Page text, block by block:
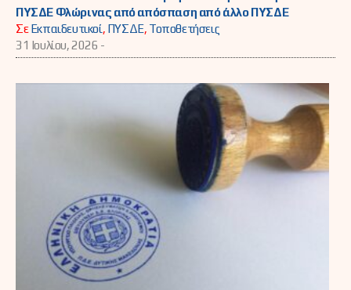
ΠΥΣΔΕ Φλώρινας από απόσπαση από άλλο ΠΥΣΔΕ
ΣεΕκπαιδευτικοί, ΠΥΣΔΕ, Τοποθετήσεις
31 Ιουλίου, 2026 -